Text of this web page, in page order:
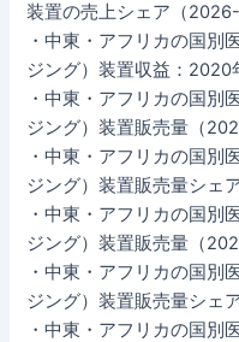
装置の売上シェア（2026-
・中東・アフリカの国別
ジング）装置収益：
・中東・アフリカの国別
ジング）装置販売量（
・中東・アフリカの国別
ジング）装置販売量シェ
・中東・アフリカの国別
ジング）装置販売量（
・中東・アフリカの国別
ジング）装置販売量シェ
・中東・アフリカの国別